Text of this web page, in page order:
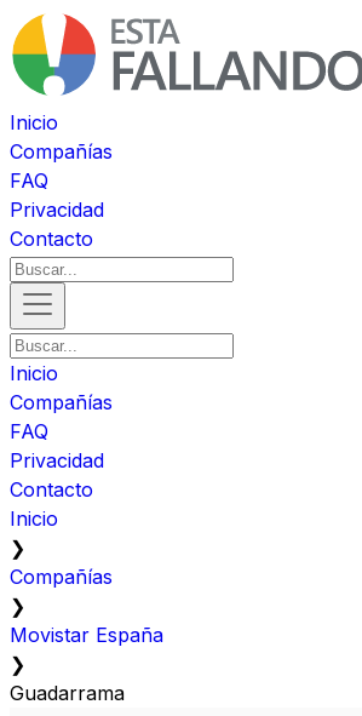
Inicio
Compañías
FAQ
Privacidad
Contacto
Inicio
Compañías
FAQ
Privacidad
Contacto
Inicio
❯
Compañías
❯
Movistar España
❯
Guadarrama